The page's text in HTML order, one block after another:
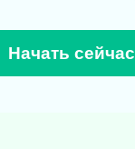
Начать сейчас